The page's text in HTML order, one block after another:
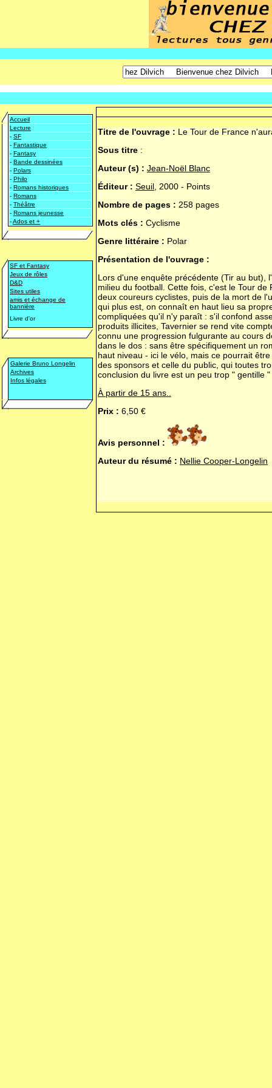
Accueil
Lecture
- SF
- Fantastique
- Fantasy
- Bande dessinées
- Polars
- Philo
- Romans historiques
- Romans
- Théâtre
- Romans jeunesse
-Ados et +
SF et Fantasy
Jeux de rôles
D&D
Sites utiles
amis et échange de
bannière
Livre d'or
Galerie Bruno Longelin
Archives
Infos légales
Titre de l'ouvrage : Le Tour de France
Sous titre :
Auteur (s) : Jean-Noël Blanc
Éditeur : Seuil , 2000 - Points
Nombre de pages : 258 pages
Mots clés : Cyclisme
Genre littéraire : Polar
Présentation de l'ouvrage :
Lors d'une enquête précédente (Tir au but),
milieu du football. Cette fois, c'est le Tour
deux coureurs cyclistes, puis de la mort de
qui plus est, on connaît en haut lieu sa
compliquées qu'il n'y paraît : s'il confond
produits illicites, Tavernier se rend vite
connu une progression fulgurante au cours
dans le dos : sans être spécifiquement un
haut niveau - ici le vélo, mais ce pourrait
des sponsors et celle du public, qui toutes
conclusion du livre est un peu trop " gentille
À partir de 15 ans..
Prix : 6,50 €
Avis personnel :
Auteur du résumé : Nellie Cooper-Longelin